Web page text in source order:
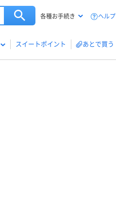
各種お手続き ヘルプ
スイートポイント あとで買う